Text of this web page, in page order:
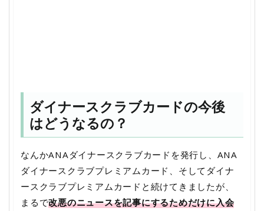
ダイナースクラブカードの今後
はどうなるの？
なんかANAダイナースクラブカードを発行し、ANA
ダイナースクラブプレミアムカード、そしてダイナ
ースクラブプレミアムカードと続けてきましたが、
まるで改悪のニュースを記事にするためだけに入会